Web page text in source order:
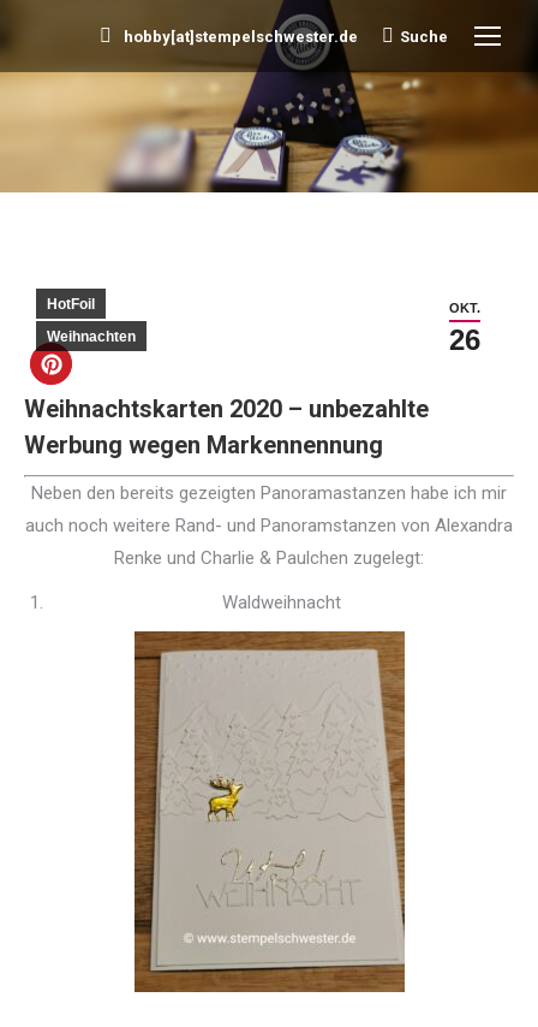
hobby[at]stempelschwester.de Search:
Suche
Sie befinden sich hier:
OKT.
26
HotFoil
Weihnachten
Weihnachtskarten 2020 – unbezahlte
Werbung wegen Markennennung
Neben den bereits gezeigten Panoramastanzen habe ich mir
auch noch weitere Rand- und Panoramstanzen von Alexandra
Renke und Charlie & Paulchen zugelegt:
Waldweihnacht